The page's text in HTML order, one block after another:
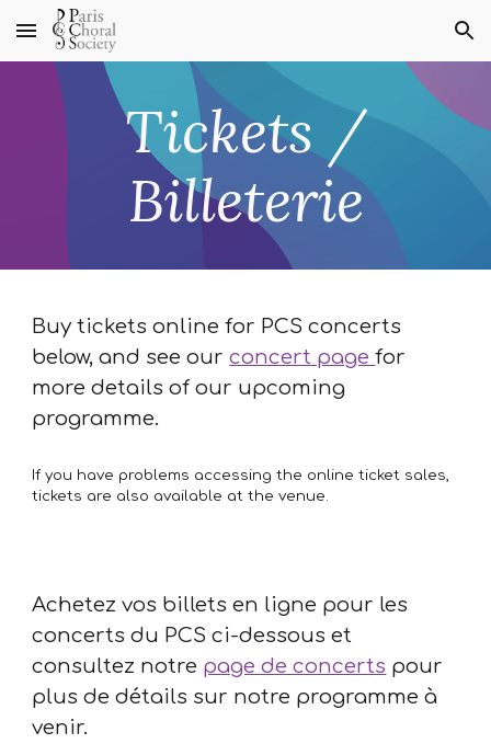
Skip to main content Skip to navigation
Tickets /
Billeterie
Buy tickets online for PCS concerts
below, and see ourconcert pagefor
more details of our upcoming
programme.
If you have problems accessing the online ticket sales,
tickets are also available at the venue.
Achetez vos billets en ligne pour les
concerts du PCS ci-dessous et
consultez notre page de concerts pour
plus de détails sur notre programme à
venir.